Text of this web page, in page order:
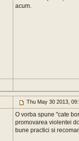
acum.
Thu May 30 2013,
O vorba spune "cate
promovarea violentei
bune practici si